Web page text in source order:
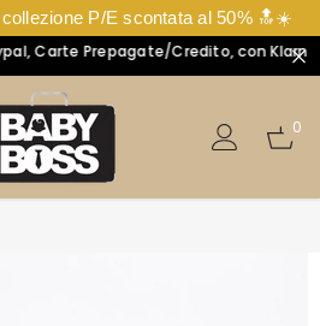
P/E scontata al 50% 🔝☀️
Carte Prepagate/Credito, con Klarna in
0
0